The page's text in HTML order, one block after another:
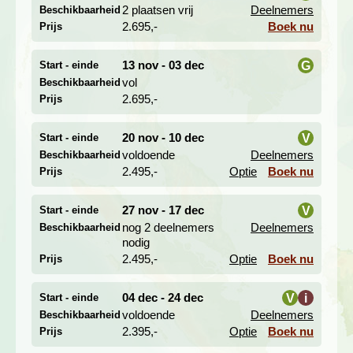
Ontspannen en slapen op de River Kwai
Dag 4. Bangkok - Phra Pathom Chedi - Damnoen
Saduak - Birma-spoorlijn - River Kwai
Dag 5. River Kwai, optionele excursie Erawan Nationaal
Park en watervallen
We vertrekken al vroeg per bus uit Bangkok naar de
i
Beschikbaarheid 2 plaatsen vrij Deelnemers
Prijs 2.695,- Boek nu
Start - einde 13 nov - 03 dec G
Beschikbaarheid vol
Prijs 2.695,-
Start - einde 20 nov - 10 dec V
i
Beschikbaarheid voldoende Deelnemers
Prijs 2.495,- Optie Boek nu
Start - einde 27 nov - 17 dec V
Beschikbaarheid nog 2 deelnemers
nodig
Deelnemers
Prijs 2.495,- Optie Boek nu
Start - einde 04 dec - 24 dec V i
Beschikbaarheid voldoende Deelnemers
Prijs 2.395,- Optie Boek nu